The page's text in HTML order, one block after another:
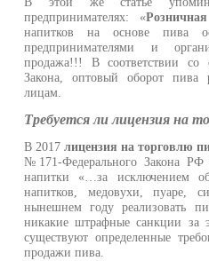
предпринимателях: «
напитков на основе пива
предпринимателями и
продажа!!! В соответствии со
Закона, оптовый оборот пива
лицам.
Требуется ли лицензия на
В 2017лицензия на торговлю
№171-Федерального Закона
напитки «…за исключением
напитков, медовухи, пуаре,
нынешнем году реализовать
никакие штрафные санкции за
существуют определенные
продажи пива.